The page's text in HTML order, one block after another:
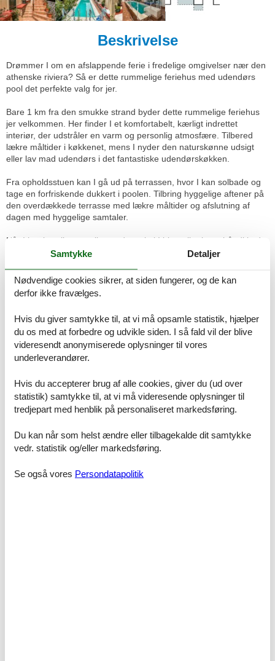
Beskrivelse
Drømmer I om en afslappende ferie i fredelige omgivelser nær den
athenske riviera? Så er dette rummelige feriehus med udendørs
pool det perfekte valg for jer.
Bare 1 km fra den smukke strand byder dette rummelige feriehus
jer velkommen. Her finder I et komfortabelt, kærligt indrettet
interiør, der udstråler en varm og personlig atmosfære. Tilbered
lækre måltider i køkkenet, mens I nyder den naturskønne udsigt
eller lav mad udendørs i det fantastiske udendørskøkken.
Fra opholdsstuen kan I gå ud på terrassen, hvor I kan solbade og
tage en forfriskende dukkert i poolen. Tilbring hyggelige aftener på
den overdækkede terrasse med lækre måltider og afslutning af
dagen med hyggelige samtaler.
Når I har lyst til en tur til stranden, skal I blot gribe jeres håndklæde
og køre et par minutter for at nå de bedste strande på den
eller stenstrande. Gå ikke glip af muligheden for at besøge
Poseidontemplet i Sounio og opleve betagende solnedgange. Byen
Varkiza og landsbyen Lagonissi ligger blot et par kilometer væk og
Bemærk: Bygningen har en intern elevator, der betjener alle etager,
og der er adgang i niveau. Ejeren bor i kælderen.
Rumindretning
Soveværelse, 2 personer
Dobbeltseng
Soveværelse, 2 personer
Soveværelse, 2 personer
Samtykke Detaljer
Nødvendige cookies sikrer, at siden fungerer, og de kan
derfor ikke fravælges.
Hvis du giver samtykke til, at vi må opsamle statistik, hjælper
du os med at forbedre og udvikle siden. I så fald vil der blive
videresendt anonymiserede oplysninger til vores
underleverandører.
Hvis du accepterer brug af alle cookies, giver du (ud over
statistik) samtykke til, at vi må videresende oplysninger til
tredjepart med henblik på personaliseret markedsføring.
Du kan når som helst ændre eller tilbagekalde dit samtykke
vedr. statistik og/eller markedsføring.
Se også vores Persondatapolitik